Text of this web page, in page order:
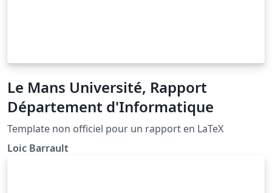
Le Mans Université, Rapport
Département d'Informatique
Template non officiel pour un rapport en LaTeX
Loic Barrault